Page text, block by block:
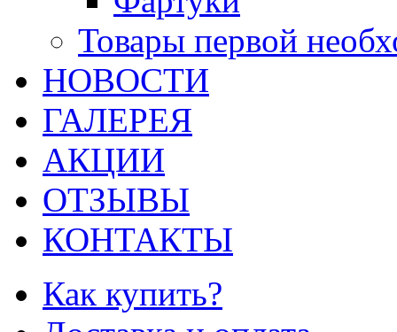
Товары первой
НОВОСТИ
ГАЛЕРЕЯ
АКЦИИ
ОТЗЫВЫ
КОНТАКТЫ
Как купить?